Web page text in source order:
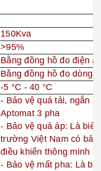
150Kva
>95%
Bằng đồng hồ đo điện
Bằng đồng hồ đo dòng
-5 °C - 40 °C
- Bảo vệ quá tải, ngắn
Aptomat 3 pha
- Bảo vệ quá áp: Là
trường Việt Nam có bảo
điều khiển thông minh
- Bảo vệ mất pha: Là